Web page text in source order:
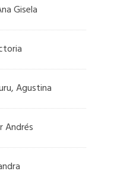
Gisela
Agustina
Andrés